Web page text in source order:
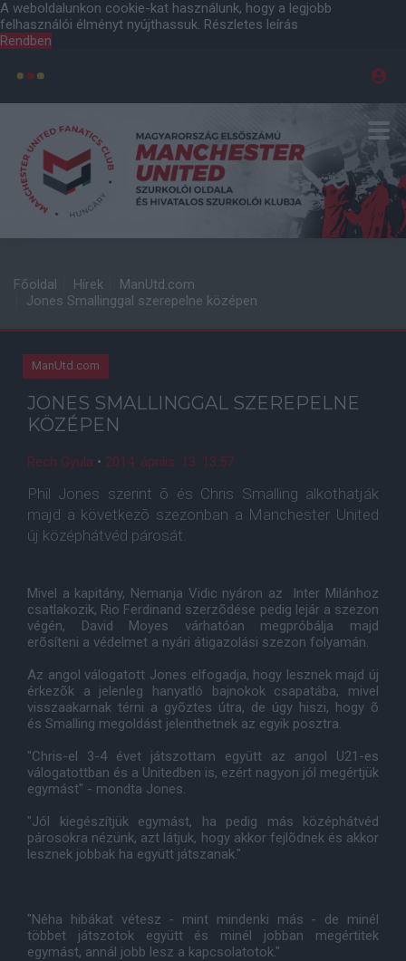
A weboldalunkon cookie-kat használunk, hogy a legjobb
felhasználói élményt nyújthassuk. Részletes leírás
Rendben
Főoldal Hírek
ManUtd.com
Jones Smallinggal szerepelne középen
ManUtd.com
JONES SMALLINGGAL SZEREPELNE
KÖZÉPEN
Rech Gyula • 2014. április. 13. 13:57
Phil Jones szerint õ és Chris Smalling alkothatják
majd a következõ szezonban a Manchester United
új középhátvéd párosát.
Mivel a kapitány, Nemanja Vidic nyáron az Inter Milánhoz
csatlakozik, Rio Ferdinand szerzõdése pedig lejár a szezon
végén, David Moyes várhatóan megpróbálja majd
erõsíteni a védelmet a nyári átigazolási szezon folyamán.
Az angol válogatott Jones elfogadja, hogy lesznek majd új
érkezõk a jelenleg hanyatló bajnokok csapatába, mivel
visszaakarnak térni a gyõztes útra, de úgy hiszi, hogy õ
és Smalling megoldást jelenthetnek az egyik posztra.
"Chris-el 3-4 évet játszottam együtt az angol U21-es
válogatottban és a Unitedben is, ezért nagyon jól megértjük
egymást" - mondta Jones.
"Jól kiegészítjük egymást, ha pedig más középhátvéd
párosokra nézünk, azt látjuk, hogy akkor fejlõdnek és akkor
lesznek jobbak ha együtt játszanak."
"Néha hibákat vétesz - mint mindenki más - de minél
többet játszotok együtt és minél jobban megértitek
egymást, annál jobb lesz a kapcsolatotok."